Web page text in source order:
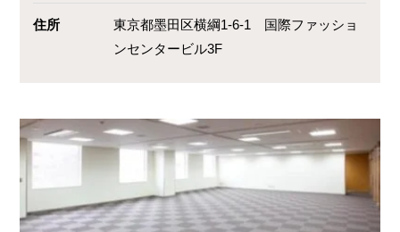
住所
東京都墨田区横綱1-6-1 国際ファッショ
ンセンタービル3F